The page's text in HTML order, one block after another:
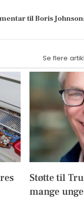
til Boris
Se flere
Støtte til
mange